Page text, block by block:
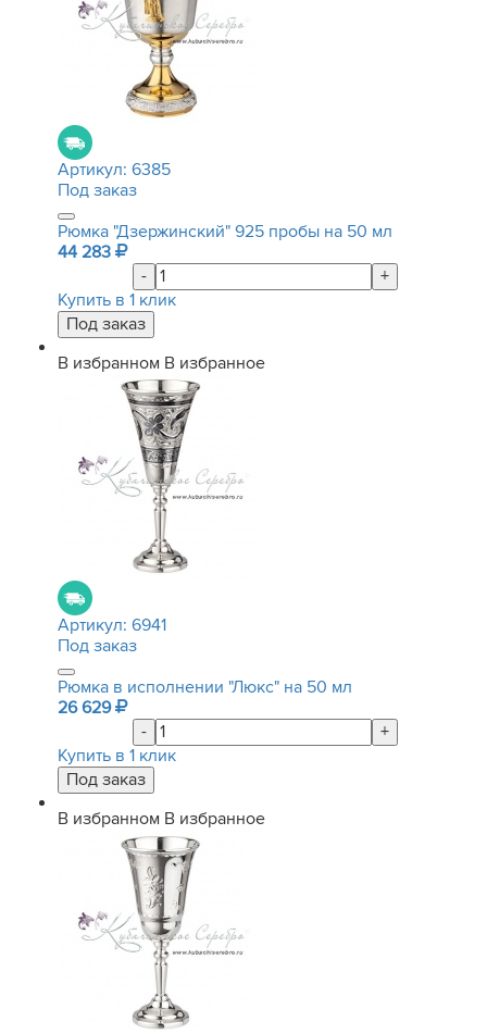
Артикул: 6385
Под заказ
Рюмка "Дзержинский" 925 пробы на 50 мл
44 283
-
+
Купить в 1 клик
В избранном В избранное
Артикул: 6941
Под заказ
Рюмка в исполнении "Люкс" на 50 мл
26 629
-
+
Купить в 1 клик
В избранном В избранное